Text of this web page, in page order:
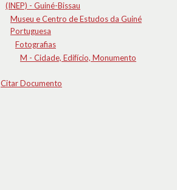
(INEP) - Guiné-Bissau
Museu e Centro de Estudos da Guiné
Portuguesa
Fotografias
M - Cidade, Edifício, Monumento
Citar Documento